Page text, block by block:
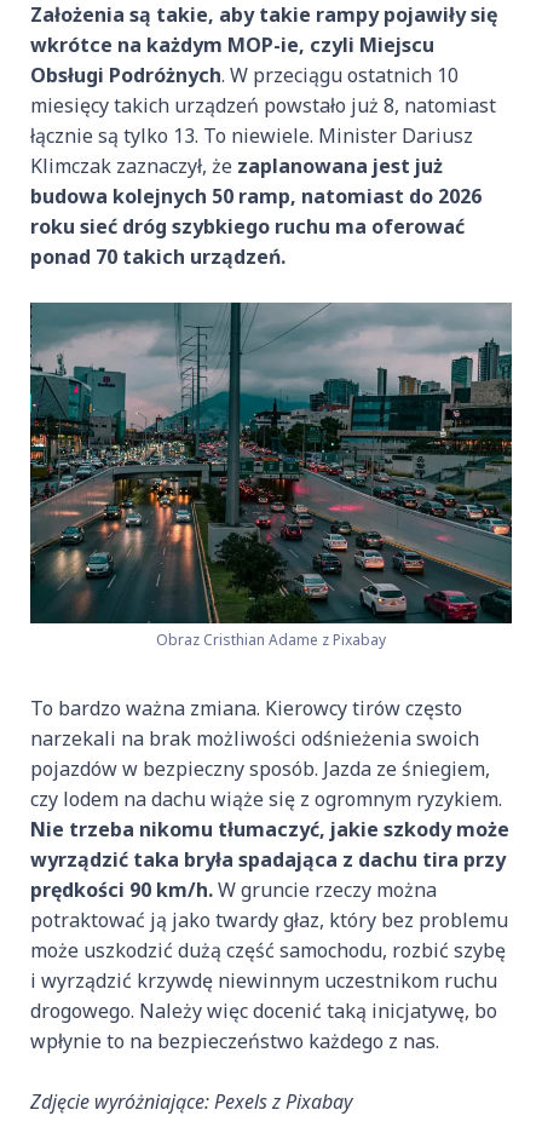
Założenia są takie, aby takie rampy pojawiły się
wkrótce na każdym MOP-ie, czyli Miejscu
Obsługi Podróżnych. W przeciągu ostatnich 10
miesięcy takich urządzeń powstało już 8, natomiast
łącznie są tylko 13. To niewiele. Minister Dariusz
Klimczak zaznaczył, że zaplanowana jest już
budowa kolejnych 50 ramp, natomiast do 2026
roku sieć dróg szybkiego ruchu ma oferować
ponad 70 takich urządzeń.
Obraz Cristhian Adame z Pixabay
To bardzo ważna zmiana. Kierowcy tirów często
narzekali na brak możliwości odśnieżenia swoich
pojazdów w bezpieczny sposób. Jazda ze śniegiem,
czy lodem na dachu wiąże się z ogromnym ryzykiem.
Nie trzeba nikomu tłumaczyć, jakie szkody może
wyrządzić taka bryła spadająca z dachu tira przy
prędkości 90 km/h.W gruncie rzeczy można
potraktować ją jako twardy głaz, który bez problemu
może uszkodzić dużą część samochodu, rozbić szybę
i wyrządzić krzywdę niewinnym uczestnikom ruchu
drogowego. Należy więc docenić taką inicjatywę, bo
wpłynie to na bezpieczeństwo każdego z nas.
Zdjęcie wyróżniające: Pexels z Pixabay